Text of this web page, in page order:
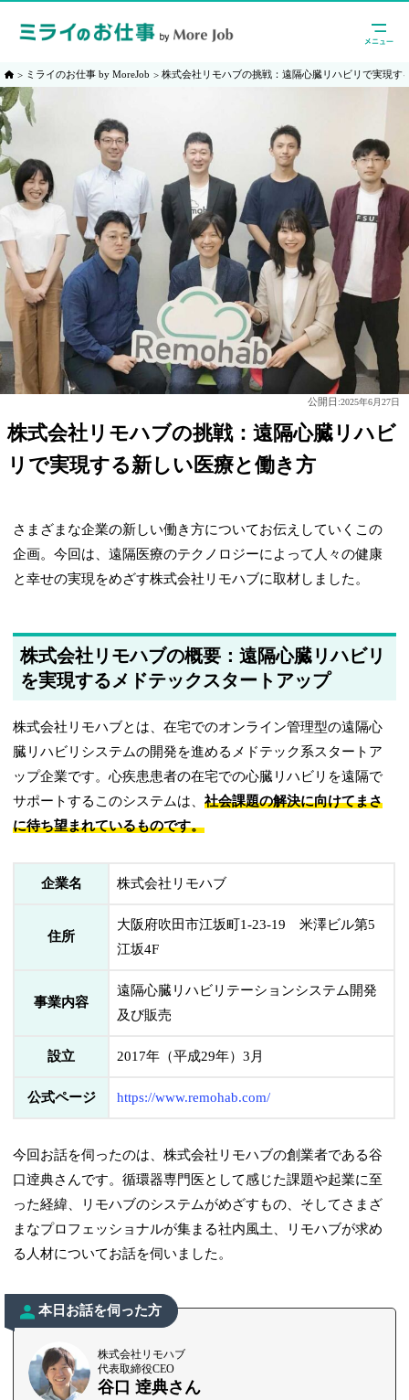
ミライのお仕事 by MoreJob 株式会社リモハブの挑戦：遠隔心臓リハビリで実現す
公開日:2025年6月27日
株式会社リモハブの挑戦：遠隔心臓リハビ
リで実現する新しい医療と働き方
さまざまな企業の新しい働き方についてお伝えしていくこの
企画。今回は、遠隔医療のテクノロジーによって人々の健康
と幸せの実現をめざす株式会社リモハブに取材しました。
株式会社リモハブの概要：遠隔心臓リハビリ
を実現するメドテックスタートアップ
株式会社リモハブとは、在宅でのオンライン管理型の遠隔心
臓リハビリシステムの開発を進めるメドテック系スタートア
ップ企業です。心疾患患者の在宅での心臓リハビリを遠隔で
サポートするこのシステムは、社会課題の解決に向けてまさ
に待ち望まれているものです。
企業名 株式会社リモハブ
住所
大阪府吹田市江坂町1-23-19 米澤ビル第5
江坂4F
事業内容
遠隔心臓リハビリテーションシステム開発
及び販売
設立 2017年（平成29年）3月
公式ページ https://www.remohab.com/
今回お話を伺ったのは、株式会社リモハブの創業者である谷
口逹典さんです。循環器専門医として感じた課題や起業に至
った経緯、リモハブのシステムがめざすもの、そしてさまざ
まなプロフェッショナルが集まる社内風土、リモハブが求め
る人材についてお話を伺いました。
本日お話を伺った方
株式会社リモハブ
代表取締役CEO
谷口 逹典さん